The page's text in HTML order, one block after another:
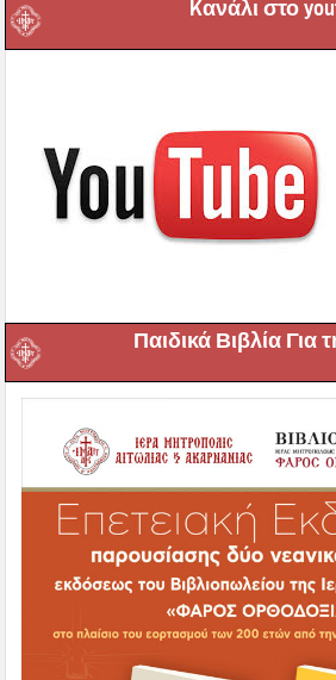
Kανάλι στο
Παιδικά Βιβλία Για